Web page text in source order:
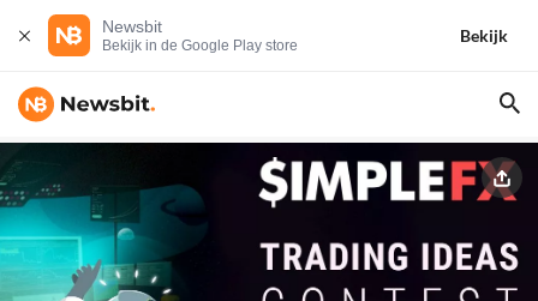
Newsbit
Bekijk in de Google Play store
Bekijk